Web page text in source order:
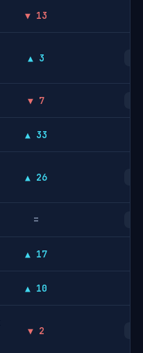
▼ 13
▲ 3
▼ 7
▲ 33
▲ 26
=
▲ 17
▲ 10
▼ 2